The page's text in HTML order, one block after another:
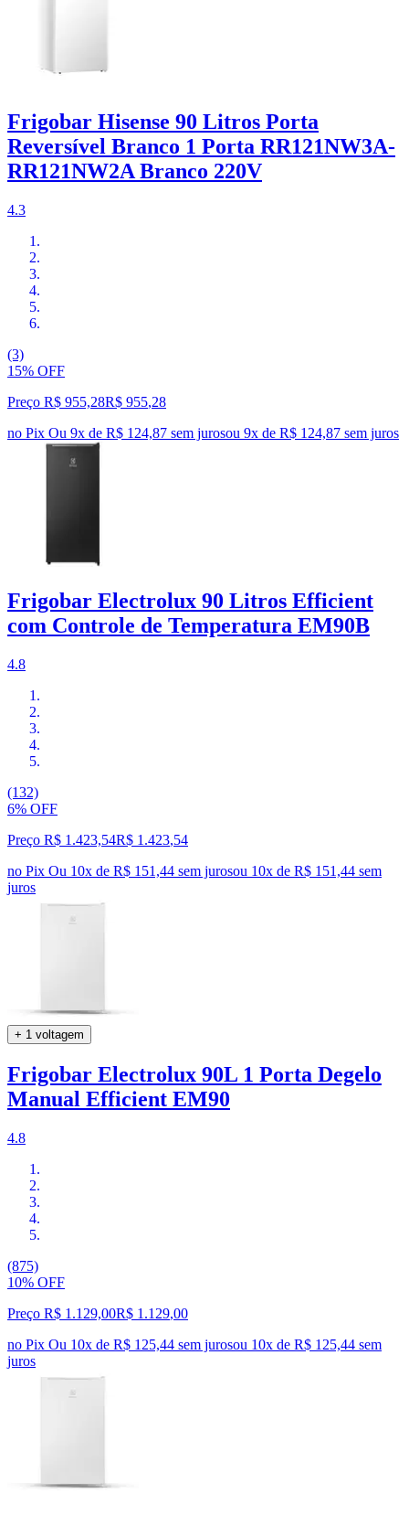
Frigobar Hisense 90 Litros Porta
Reversível Branco 1 Porta RR121NW3A-
RR121NW2A Branco 220V
4.3
(3)
15% OFF
Preço R$ 955,28R$ 955,28
no Pix Ou 9x de R$ 124,87 sem jurosou 9x de R$ 124,87 sem juros
Frigobar Electrolux 90 Litros Efficient
com Controle de Temperatura EM90B
4.8
(132)
6% OFF
Preço R$ 1.423,54R$ 1.423,54
no Pix Ou 10x de R$ 151,44 sem jurosou 10x de R$ 151,44 sem
juros
+ 1 voltagem
Frigobar Electrolux 90L 1 Porta Degelo
Manual Efficient EM90
4.8
(875)
10% OFF
Preço R$ 1.129,00R$ 1.129,00
no Pix Ou 10x de R$ 125,44 sem jurosou 10x de R$ 125,44 sem
juros